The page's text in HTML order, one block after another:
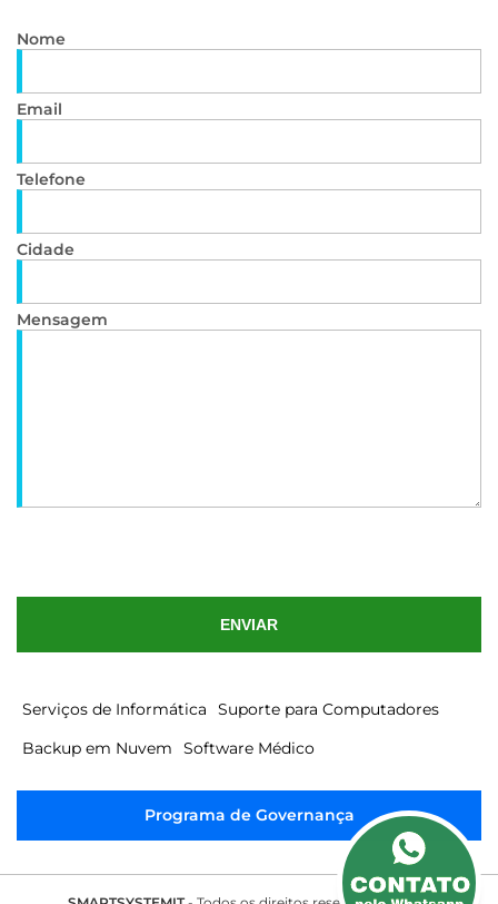
Serviços de Informática
Suporte para Computadores
Backup em Nuvem
Software Médico
Programa de Governança
Nome
Email
Telefone
Cidade
Mensagem
ENVIAR